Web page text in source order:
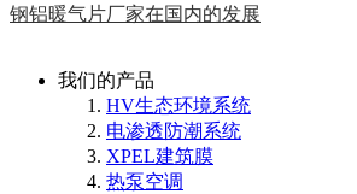
钢铝暖气片厂家在国内的发展
我们的产品
HV生态环境系统
电渗透防潮系统
XPEL建筑膜
热泵空调